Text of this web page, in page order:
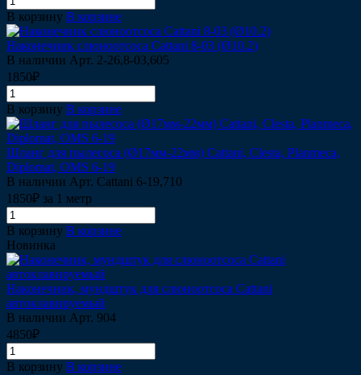
В корзину В корзине
Наконечник слюноотсоса Cattani 8-03 (Ø10.2)
В наличии Арт. 2-26,8-03,605
1850₽
В корзину В корзине
Шланг для пылесоса (Ø17мм-22мм) Сattani, Сlesta, Planmeca,
Diplomat, OMS 6-19
В наличии Арт. Cattani 6-19,710
1850₽ за 1 метр
В корзину В корзине
Новинка
Наконечник, мундштук для слюноотсоса Cattani
автоклавируемый
В наличии Арт. 904
4850₽
В корзину В корзине